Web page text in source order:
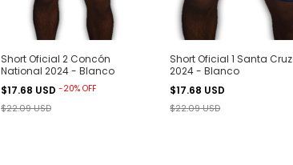
Short Oficial 2 Concón
National 2024 - Blanco
$17.68 USD -20% OFF
$22.09 USD
Short Oficial 1 Santa Cruz
2024 - Blanco
$17.68 USD
$22.09 USD